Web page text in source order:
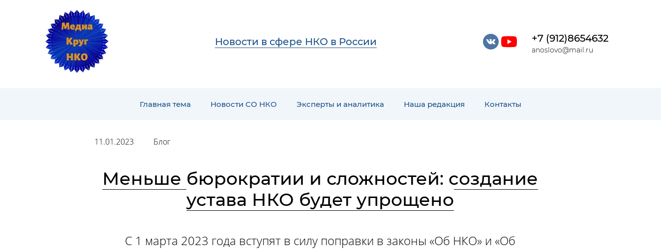
Новости в сфере НКО в России +7 (912)8654632
anoslovo@mail.ru
Главная тема Новости СО НКО Эксперты и аналитика Наша редакция Контакты
11.01.2023 Блог
Меньше бюрократии и сложностей: создание
устава НКО будет упрощено
С 1 марта 2023 года вступят в силу поправки в законы «Об НКО» и «Об